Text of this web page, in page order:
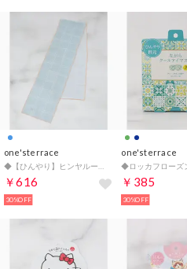
one'sterrace
￥616
30%OFF
one'sterrace
￥385
30%OFF